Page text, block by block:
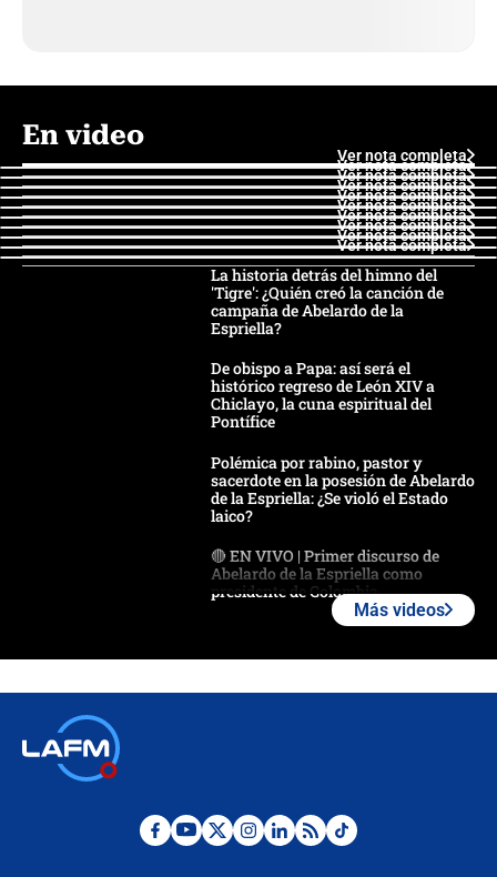
En video
Ver nota completa
Ver nota completa
Ver nota completa
Ver nota completa
Ver nota completa
Ver nota completa
Ver nota completa
Ver nota completa
Ver nota completa
Ver nota completa
La historia detrás del himno del
'Tigre': ¿Quién creó la canción de
campaña de Abelardo de la
Espriella?
De obispo a Papa: así será el
histórico regreso de León XIV a
Chiclayo, la cuna espiritual del
Pontífice
Polémica por rabino, pastor y
sacerdote en la posesión de Abelardo
de la Espriella: ¿Se violó el Estado
laico?
🔴 EN VIVO | Primer discurso de
Abelardo de la Espriella como
presidente de Colombia
Desde dermatitis hasta infecciones:
Más videos